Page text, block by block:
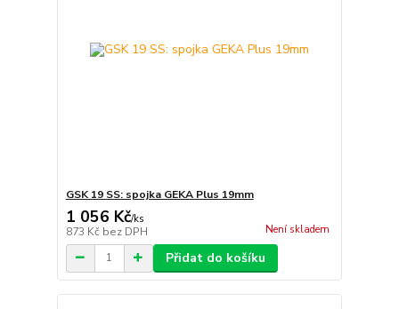
GSK 19 SS: spojka GEKA Plus 19mm
1 056 Kč/ks
873 Kč bez DPH Není skladem
Přidat do košíku